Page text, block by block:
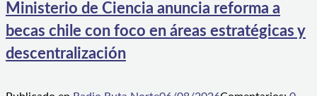
Ministerio de Ciencia anuncia reforma a
becas chile con foco en áreas estratégicas y
descentralización